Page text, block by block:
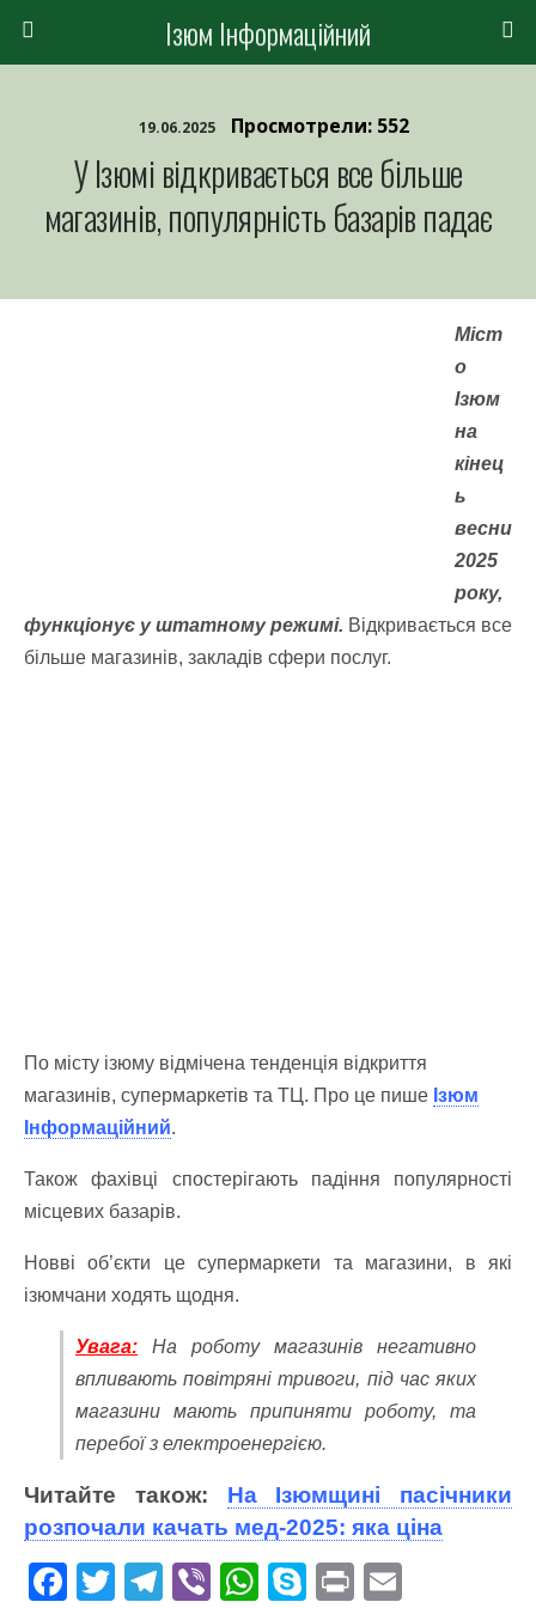
Ізюм Інформаційний
19.06.2025 Просмотрели: 552
У Ізюмі відкривається все більше
магазинів, популярність базарів падає
Міст
о
Ізюм
на
кінец
ь
весни
2025
року,
функціонує у штатному режимі. Відкривається все
більше магазинів, закладів сфери послуг.
По місту ізюму відмічена тенденція відкриття
магазинів, супермаркетів та ТЦ. Про це пише Ізюм
Інформаційний.
Також фахівці спостерігають падіння популярності
місцевих базарів.
Новві об’єкти це супермаркети та магазини, в які
ізюмчани ходять щодня.
Увага: На роботу магазинів негативно
впливають повітряні тривоги, під час яких
магазини мають припиняти роботу, та
перебої з електроенергією.
Читайте також: На Ізюмщині пасічники
розпочали качать мед-2025: яка ціна
F T T Vi W S Pr